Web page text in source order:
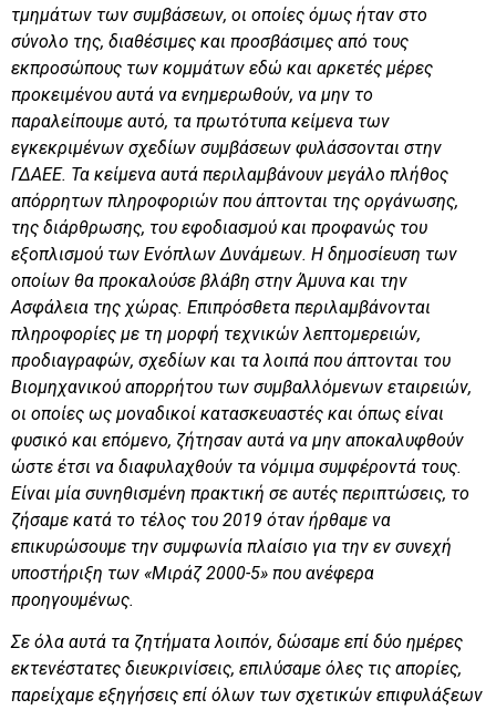
τμημάτων των συμβάσεων, οι οποίες όμως ήταν στο
σύνολο της, διαθέσιμες και προσβάσιμες από τους
εκπροσώπους των κομμάτων εδώ και αρκετές μέρες
προκειμένου αυτά να ενημερωθούν, να μην το
παραλείπουμε αυτό, τα πρωτότυπα κείμενα των
εγκεκριμένων σχεδίων συμβάσεων φυλάσσονται στην
ΓΔΑΕΕ. Τα κείμενα αυτά περιλαμβάνουν μεγάλο πλήθος
απόρρητων πληροφοριών που άπτονται της οργάνωσης,
της διάρθρωσης, του εφοδιασμού και προφανώς του
εξοπλισμού των Ενόπλων Δυνάμεων. Η δημοσίευση των
οποίων θα προκαλούσε βλάβη στην Άμυνα και την
Ασφάλεια της χώρας. Επιπρόσθετα περιλαμβάνονται
πληροφορίες με τη μορφή τεχνικών λεπτομερειών,
προδιαγραφών, σχεδίων και τα λοιπά που άπτονται του
Βιομηχανικού απορρήτου των συμβαλλόμενων εταιρειών,
οι οποίες ως μοναδικοί κατασκευαστές και όπως είναι
φυσικό και επόμενο, ζήτησαν αυτά να μην αποκαλυφθούν
ώστε έτσι να διαφυλαχθούν τα νόμιμα συμφέροντά τους.
Είναι μία συνηθισμένη πρακτική σε αυτές περιπτώσεις, το
ζήσαμε κατά το τέλος του 2019 όταν ήρθαμε να
επικυρώσουμε την συμφωνία πλαίσιο για την εν συνεχή
υποστήριξη των «Μιράζ 2000-5» που ανέφερα
προηγουμένως.
Σε όλα αυτά τα ζητήματα λοιπόν, δώσαμε επί δύο ημέρες
εκτενέστατες διευκρινίσεις, επιλύσαμε όλες τις απορίες,
παρείχαμε εξηγήσεις επί όλων των σχετικών επιφυλάξεων